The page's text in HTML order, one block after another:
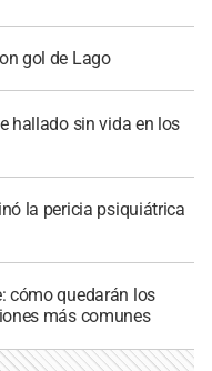
gol de Lago
hallado sin vida en los
la pericia psiquiátrica
cómo quedarán los
más comunes